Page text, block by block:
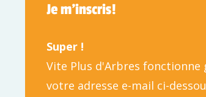
Je m'inscris!
Super !
Vite Plus d'Arbres fonctionne
votre adresse e-mail ci-